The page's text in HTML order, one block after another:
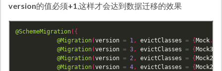
version的值必须+1,这样才会达到数据迁移的效果
@SchemeMigration({
@Migration(version = 1, evictClasses = { Mock.
@Migration(version = 3, evictClasses = { Mock3
@Migration(version = 2, evictClasses = { Mock2
@Migration(version = 4, evictClasses = { Mock2